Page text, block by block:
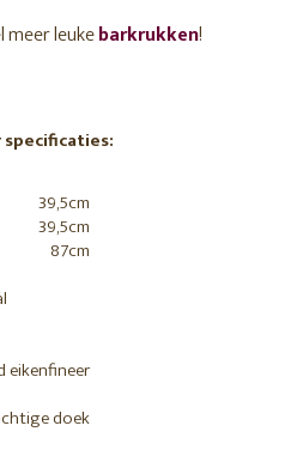
meer leukebarkrukken!
39,5cm
39,5cm
87cm
eikenfineer
doek